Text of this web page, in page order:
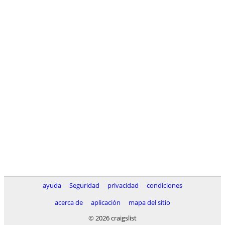
ayuda Seguridad privacidad
condiciones
acerca de
aplicación
mapa del sitio
© 2026 craigslist